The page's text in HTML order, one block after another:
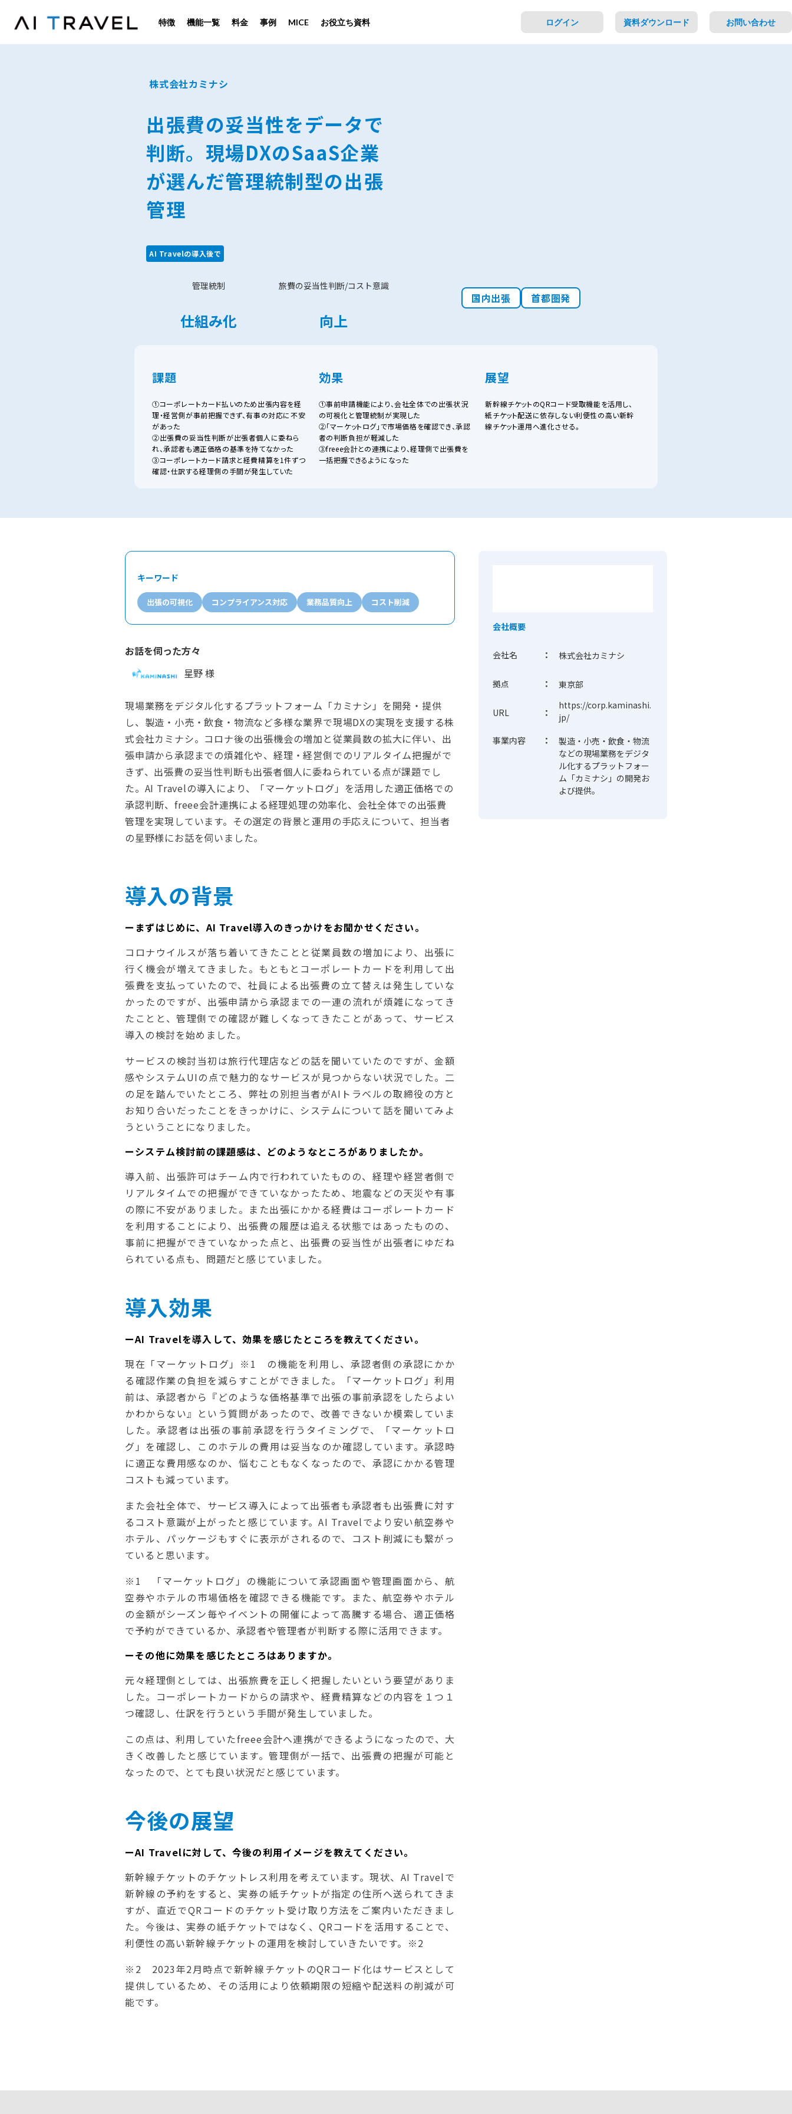
特徴 機能一覧 料金 事例 MICE お役立ち資料 ログイン 資料ダウンロード お問い合わせ
株式会社カミナシ
出張費の妥当性をデータで
判断。現場DXのSaaS企業
が選んだ管理統制型の出張
管理
AI Travelの導入後で
管理統制
仕組み化
旅費の妥当性判断/コスト意識
向上
国内出張 首都圏発
課題
①コーポレートカード払いのため出張内容を経
理・経営側が事前把握できず、有事の対応に不安
があった
②出張費の妥当性判断が出張者個人に委ねら
れ、承認者も適正価格の基準を持てなかった
③コーポレートカード請求と経費精算を1件ずつ
確認・仕訳する経理側の手間が発生していた
効果
①事前申請機能により、会社全体での出張状況
の可視化と管理統制が実現した
②「マーケットログ」で市場価格を確認でき、承認
者の判断負担が軽減した
③freee会計との連携により、経理側で出張費を
一括把握できるようになった
展望
新幹線チケットのQRコード受取機能を活用し、
紙チケット配送に依存しない利便性の高い新幹
線チケット運用へ進化させる。
キーワード
出張の可視化 コンプライアンス対応 業務品質向上 コスト削減
お話を伺った方々
星野 様
現場業務をデジタル化するプラットフォーム「カミナシ」を開発・提供
し、製造・小売・飲食・物流など多様な業界で現場DXの実現を支援する株
式会社カミナシ。コロナ後の出張機会の増加と従業員数の拡大に伴い、出
張申請から承認までの煩雑化や、経理・経営側でのリアルタイム把握がで
きず、出張費の妥当性判断も出張者個人に委ねられている点が課題でし
た。AI Travelの導入により、「マーケットログ」を活用した適正価格での
承認判断、freee会計連携による経理処理の効率化、会社全体での出張費
管理を実現しています。その選定の背景と運用の手応えについて、担当者
の星野様にお話を伺いました。
導入の背景
ーまずはじめに、AI Travel導入のきっかけをお聞かせください。
コロナウイルスが落ち着いてきたことと従業員数の増加により、出張に
行く機会が増えてきました。もともとコーポレートカードを利用して出
張費を支払っていたので、社員による出張費の立て替えは発生していな
かったのですが、出張申請から承認までの一連の流れが煩雑になってき
たことと、管理側での確認が難しくなってきたことがあって、サービス
導入の検討を始めました。
サービスの検討当初は旅行代理店などの話を聞いていたのですが、金額
感やシステムUIの点で魅力的なサービスが見つからない状況でした。二
の足を踏んでいたところ、弊社の別担当者がAIトラベルの取締役の方と
お知り合いだったことをきっかけに、システムについて話を聞いてみよ
うということになりました。
ーシステム検討前の課題感は、どのようなところがありましたか。
導入前、出張許可はチーム内で行われていたものの、経理や経営者側で
リアルタイムでの把握ができていなかったため、地震などの天災や有事
の際に不安がありました。また出張にかかる経費はコーポレートカード
を利用することにより、出張費の履歴は追える状態ではあったものの、
事前に把握ができていなかった点と、出張費の妥当性が出張者にゆだね
られている点も、問題だと感じていました。
導入効果
ーAI Travelを導入して、効果を感じたところを教えてください。
現在「マーケットログ」※1 の機能を利用し、承認者側の承認にかか
る確認作業の負担を減らすことができました。「マーケットログ」利用
前は、承認者から『どのような価格基準で出張の事前承認をしたらよい
かわからない』という質問があったので、改善できないか模索していま
した。承認者は出張の事前承認を行うタイミングで、「マーケットロ
グ」を確認し、このホテルの費用は妥当なのか確認しています。承認時
に適正な費用感なのか、悩むこともなくなったので、承認にかかる管理
コストも減っています。
また会社全体で、サービス導入によって出張者も承認者も出張費に対す
るコスト意識が上がったと感じています。AI Travelでより安い航空券や
ホテル、パッケージもすぐに表示がされるので、コスト削減にも繋がっ
ていると思います。
※1 「マーケットログ」の機能について承認画面や管理画面から、航
空券やホテルの市場価格を確認できる機能です。また、航空券やホテル
の金額がシーズン毎やイベントの開催によって高騰する場合、適正価格
で予約ができているか、承認者や管理者が判断する際に活用できます。
ーその他に効果を感じたところはありますか。
元々経理側としては、出張旅費を正しく把握したいという要望がありま
した。コーポレートカードからの請求や、経費精算などの内容を１つ１
つ確認し、仕訳を行うという手間が発生していました。
この点は、利用していたfreee会計へ連携ができるようになったので、大
きく改善したと感じています。管理側が一括で、出張費の把握が可能と
なったので、とても良い状況だと感じています。
今後の展望
ーAI Travelに対して、今後の利用イメージを教えてください。
新幹線チケットのチケットレス利用を考えています。現状、AI Travelで
新幹線の予約をすると、実券の紙チケットが指定の住所へ送られてきま
すが、直近でQRコードのチケット受け取り方法をご案内いただきまし
た。今後は、実券の紙チケットではなく、QRコードを活用することで、
利便性の高い新幹線チケットの運用を検討していきたいです。※2
※2 2023年2月時点で新幹線チケットのQRコード化はサービスとして
提供しているため、その活用により依頼期限の短縮や配送料の削減が可
能です。
会社概要
会社名 ： 株式会社カミナシ
拠点 ： 東京部
URL ：
https://corp.kaminashi.
jp/
事業内容
：
製造・小売・飲食・物流
などの現場業務をデジタ
ル化するプラットフォー
ム「カミナシ」の開発お
よび提供。